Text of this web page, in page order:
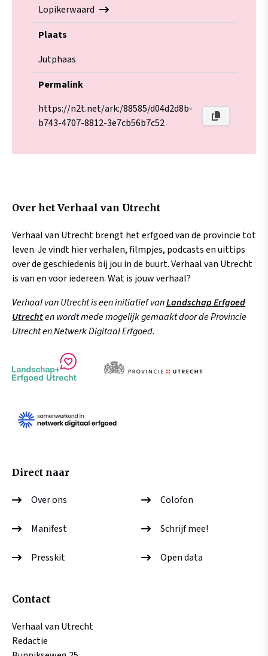
Lopikerwaard
Plaats
Jutphaas
Permalink
https://n2t.net/ark:/88585/d04d2d8b-
b743-4707-8812-3e7cb56b7c52
Over het Verhaal van Utrecht
Verhaal van Utrecht brengt het erfgoed van de provincie tot
leven. Je vindt hier verhalen, filmpjes, podcasts en uittips
over de geschiedenis bij jou in de buurt. Verhaal van Utrecht
is van en voor iedereen. Wat is jouw verhaal?
Verhaal van Utrecht is een initiatief vanLandschap Erfgoed
Utrechten wordt mede mogelijk gemaakt door de Provincie
Utrecht en Netwerk Digitaal Erfgoed.
Direct naar
Over ons Colofon
Manifest Schrijf mee!
Presskit Open data
Contact
Verhaal van Utrecht
Redactie